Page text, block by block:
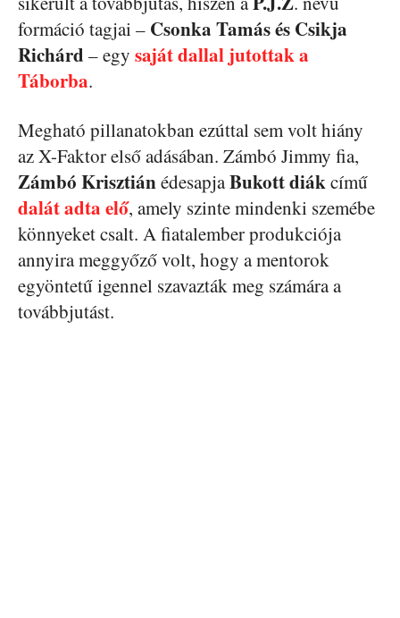
formáció tagjai – Csonka Tamás és Csikja
Richárd – egy saját dallal jutottak a
Táborba.
Megható pillanatokban ezúttal sem volt hiány
az X-Faktor első adásában. Zámbó Jimmy fia,
Zámbó KrisztiánédesapjaBukott diákcímű
dalát adta elő, amely szinte mindenki szemébe
könnyeket csalt. A fiatalember produkciója
annyira meggyőző volt, hogy a mentorok
egyöntetű igennel szavazták meg számára a
továbbjutást.